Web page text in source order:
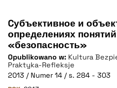
Cубъективное и
определениях
«безопасность»
Opublikowano w: Kultura
Praktyka-Refleksje
2013 / Numer 14 / s. 284 - 303